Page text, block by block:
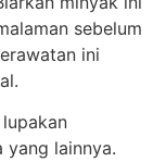
sebelum
ini
yang lainnya.